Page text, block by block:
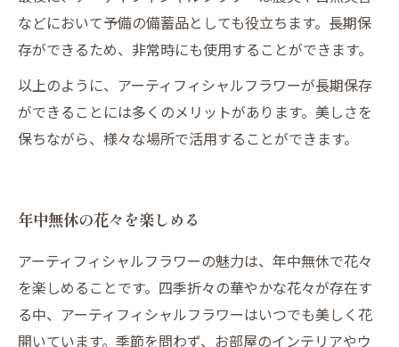
などにおいて予備の備蓄品としても役立ちます。長期保
存ができるため、非常時にも使用することができます。
以上のように、アーティフィシャルフラワーが長期保存
ができることには多くのメリットがあります。美しさを
保ちながら、様々な場所で活用することができます。
年中無休の花々を楽しめる
アーティフィシャルフラワーの魅力は、年中無休で花々
を楽しめることです。四季折々の華やかな花々が存在す
る中、アーティフィシャルフラワーはいつでも美しく花
開いています。季節を問わず、お部屋のインテリアやウ